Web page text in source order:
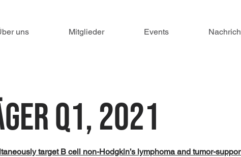
uns Mitglieder Events
Q1, 2021
target B cell non-Hodgkin’s lymphoma and tumor-